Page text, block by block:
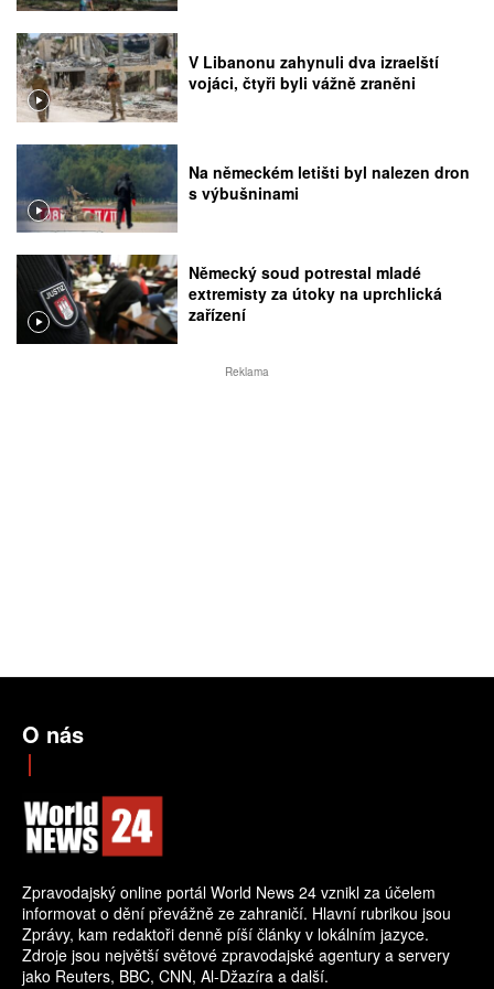
V Libanonu zahynuli dva izraelští
vojáci, čtyři byli vážně zraněni
Na německém letišti byl nalezen dron
s výbušninami
Německý soud potrestal mladé
extremisty za útoky na uprchlická
zařízení
Reklama
O nás
Zpravodajský online portál World News 24 vznikl za účelem
informovat o dění převážně ze zahraničí. Hlavní rubrikou jsou
Zprávy, kam redaktoři denně píší články v lokálním jazyce.
Zdroje jsou největší světové zpravodajské agentury a servery
jako Reuters, BBC, CNN, Al-Džazíra a další.